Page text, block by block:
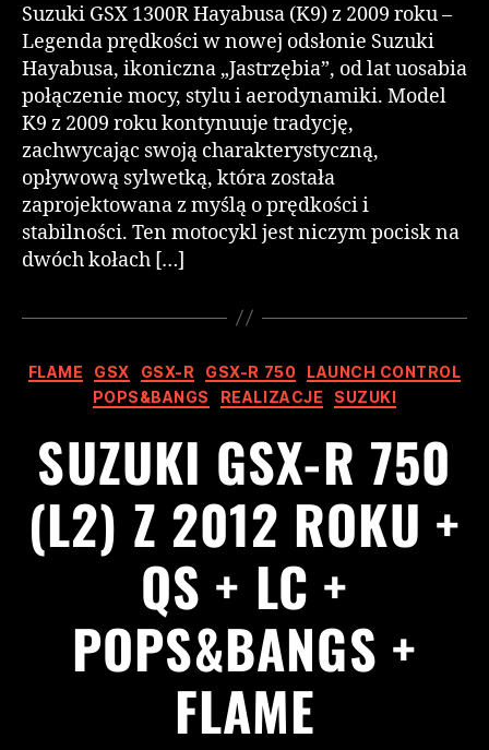
Suzuki GSX 1300R Hayabusa (K9) z 2009 roku –
Legenda prędkości w nowej odsłonie Suzuki
Hayabusa, ikoniczna „Jastrzębia”, od lat uosabia
połączenie mocy, stylu i aerodynamiki. Model
K9 z 2009 roku kontynuuje tradycję,
zachwycając swoją charakterystyczną,
opływową sylwetką, która została
zaprojektowana z myślą o prędkości i
stabilności. Ten motocykl jest niczym pocisk na
dwóch kołach […]
FLAME GSX GSX-R GSX-R 750
LAUNCH CONTROL
POPS&BANGS
REALIZACJE SUZUKI
SUZUKI GSX-R 750
(L2) Z 2012 ROKU +
QS + LC +
POPS&BANGS +
FLAME